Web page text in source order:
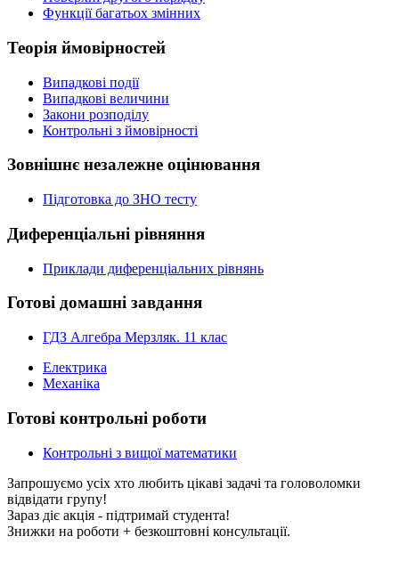
Функції багатьох змінних
Теорія ймовірностей
Випадкові події
Випадкові величини
Закони розподілу
Контрольні з ймовірності
Зовнішнє незалежне оцінювання
Підготовка до ЗНО тесту
Диференціальні рівняння
Приклади диференціальних рівнянь
Готові домашні завдання
ГДЗ Алгебра Мерзляк. 11 клас
Електрика
Механіка
Готові контрольні роботи
Контрольні з вищої математики
Запрошуємо усіх хто любить цікаві задачі та головоломки
відвідати групу!
Зараз діє акція - підтримай студента!
Знижки на роботи + безкоштовні консультації.